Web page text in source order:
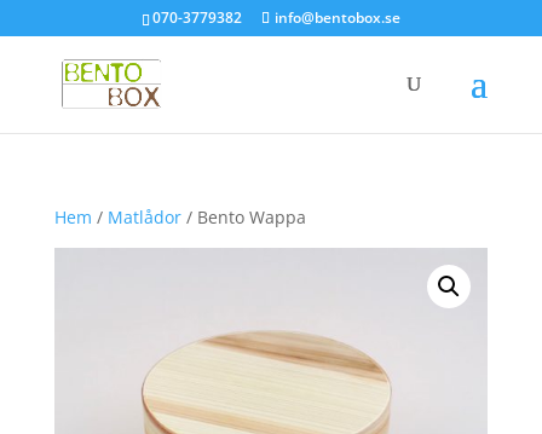
070-3779382 info@bentobox.se
Hem / Matlådor/ Bento Wappa